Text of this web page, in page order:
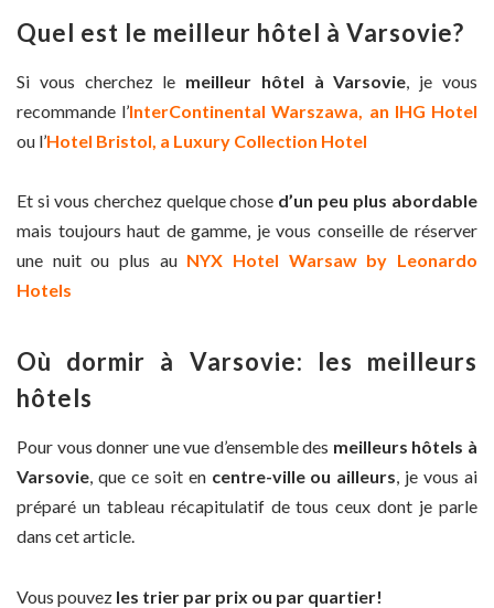
Quel est le meilleur hôtel à Varsovie?
Si vous cherchez le meilleur hôtel à Varsovie , je vous
recommande l’InterContinental Warszawa, an IHG Hotel
ou l’Hotel Bristol, a Luxury Collection Hotel
Et si vous cherchez quelque chose d’un peu plus abordable
mais toujours haut de gamme, je vous conseille de réserver
une nuit ou plus au NYX Hotel Warsaw by Leonardo
Hotels
Où dormir à Varsovie: les meilleurs
hôtels
Pour vous donner une vue d’ensemble des meilleurs hôtels à
Varsovie, que ce soit en centre-ville ou ailleurs, je vous ai
préparé un tableau récapitulatif de tous ceux dont je parle
dans cet article.
Vous pouvez les trier par prix ou par quartier!